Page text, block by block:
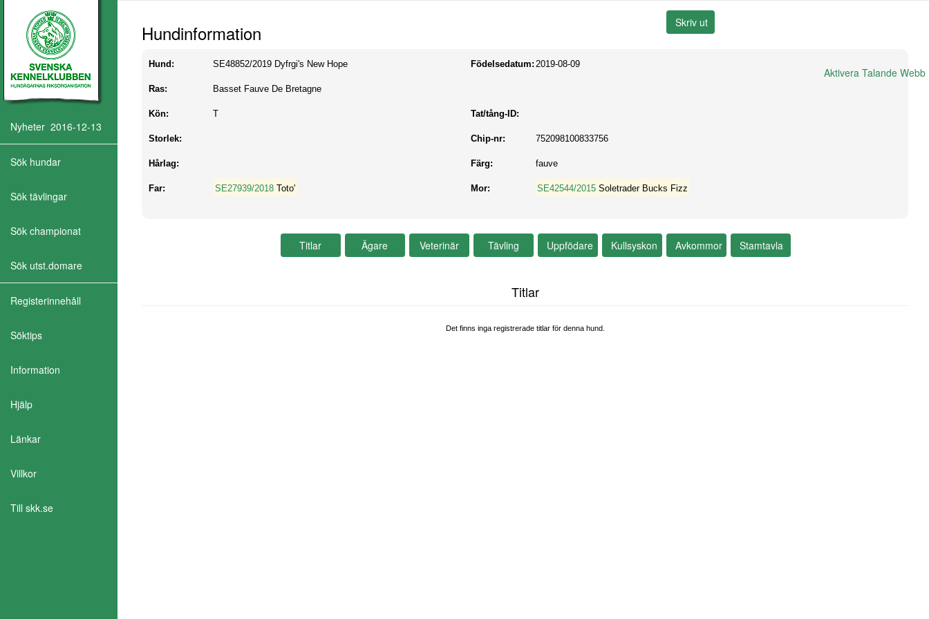
Aktivera Talande Webb
Nyheter 2016-12-13
Sök hundar
Sök tävlingar
Sök championat
Sök utst.domare
Registerinnehåll
Söktips
Information
Hjälp
Länkar
Villkor
Till skk.se
Hundinformation
Hund: SE48852/2019 Dyfrgi's New Hope Födelsedatum: 2019-08-09
Ras: Basset Fauve De Bretagne
Kön: T Tat/tång-ID:
Storlek: Chip-nr: 752098100833756
Hårlag: Färg: fauve
Far: SE27939/2018 Toto' Mor: SE42544/2015 Soletrader Bucks Fizz
Titlar
Det finns inga registrerade titlar för denna hund.
Aktivera Talande Webb